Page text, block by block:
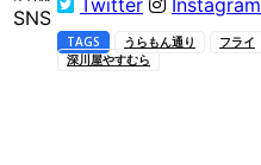
SNS
TAGS うらもん通り フライ
深川屋やすむら